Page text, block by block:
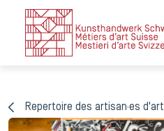
Repertoire des artisan·es d'art